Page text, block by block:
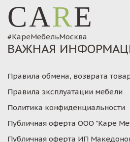
CARE
#КареМебельМосква
ВАЖНАЯ
Правила обмена, возврата
Правила эксплуатации мебели
Политика конфиденциальности
Публичная оферта ООО "Каре
Публичная оферта ИП